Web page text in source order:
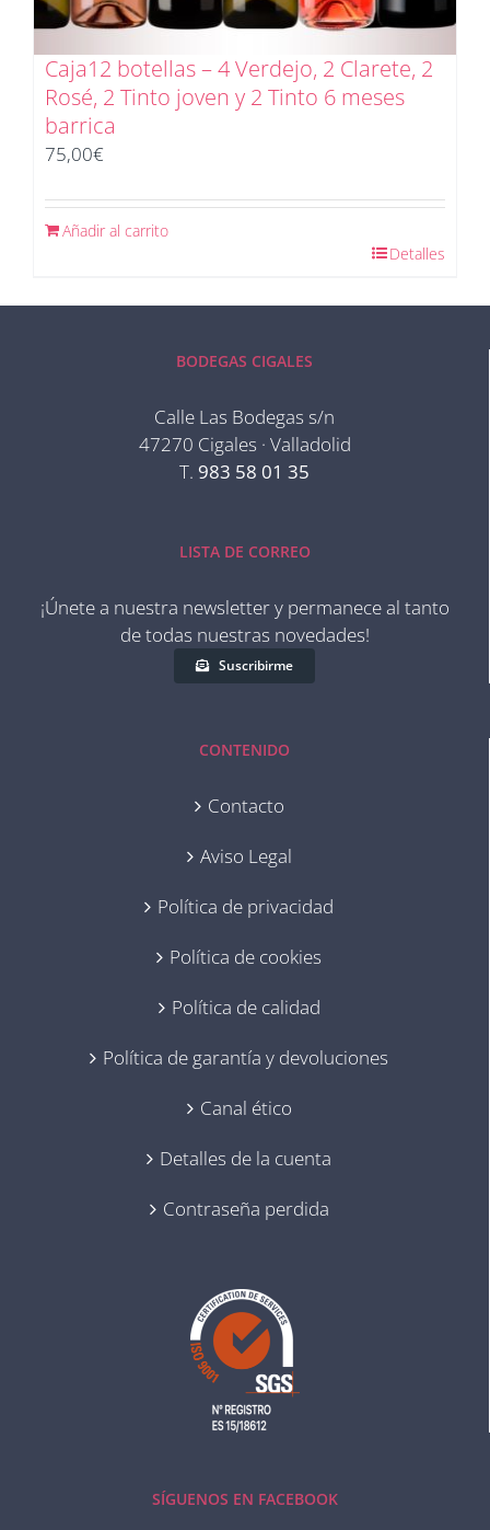
Caja12 botellas – 4 Verdejo, 2 Clarete, 2
Rosé, 2 Tinto joven y 2 Tinto 6 meses
barrica
75,00€
Añadir al carrito
Detalles
BODEGAS CIGALES
Calle Las Bodegas s/n
47270 Cigales · Valladolid
T. 983 58 01 35
LISTA DE CORREO
¡Únete a nuestra newsletter y permanece al tanto
de todas nuestras novedades!
Suscribirme
CONTENIDO
Contacto
Aviso Legal
Política de privacidad
Política de cookies
Política de calidad
Política de garantía y devoluciones
Canal ético
Detalles de la cuenta
Contraseña perdida
SÍGUENOS EN FACEBOOK